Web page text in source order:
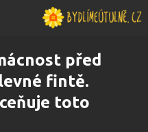
před
fintě.
toto